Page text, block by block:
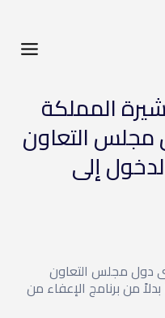
المملكة
مجلس التعاون
إلى
دول مجلس التعاون
الخليجي؟ قد تحتاج إلى تأشيرة ETA بدلاً من برنامج الإعفاء من